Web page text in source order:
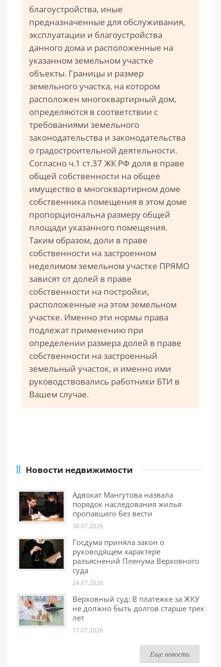
благоустройства, иные
предназначенные для обслуживания,
эксплуатации и благоустройства
данного дома и расположенные на
указанном земельном участке
объекты. Границы и размер
земельного участка, на котором
расположен многоквартирный дом,
определяются в соответствии с
требованиями земельного
законодательства и законодательства
о градостроительной деятельности.
Согласно ч.1 ст.37 ЖК РФ доля в праве
общей собственности на общее
имущество в многоквартирном доме
собственника помещения в этом доме
пропорциональна размеру общей
площади указанного помещения.
Таким образом, доли в праве
собственности на застроенном
неделимом земельном участке ПРЯМО
зависят от долей в праве
собственности на постройки,
расположенные на этом земельном
участке. Именно эти нормы права
подлежат применению при
определении размера долей в праве
собственности на застроенный
земельный участок, и именно ими
руководствовались работники БТИ в
Вашем случае.
Новости недвижимости
Адвокат Мангутова назвала
порядок наследования жилья
пропавшего без вести
30.07.2026
Госдума приняла закон о
руководящем характере
разъяснений Пленума Верховного
суда
24.07.2026
Верховный суд: В платежке за ЖКУ
не должно быть долгов старше трех
лет
17.07.2026
Еще новости